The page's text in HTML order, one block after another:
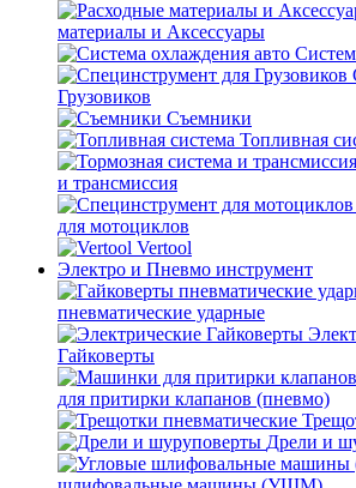
материалы и Аксессуары
Грузовиков
Съемники
Топливная
и трансмиссия
для мотоциклов
Vertool
Электро и Пневмо инструмент
пневматические ударные
Гайковерты
для притирки клапанов (пневмо)
Дрели и